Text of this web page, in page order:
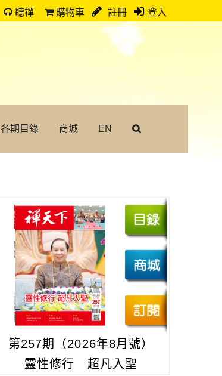
聽禪 購物車 註冊 登入
各期目錄 商城 EN
第257期（2026年8月號）
靈性修行 超凡入聖